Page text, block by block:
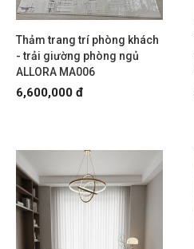
Thảm trang trí phòng khách
- trải giường phòng ngủ
ALLORA MA006
6,600,000 đ